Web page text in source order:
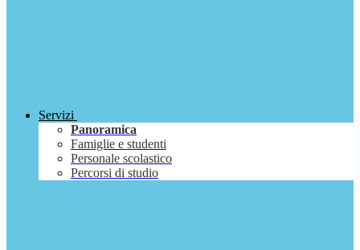
Servizi
Panoramica
Famiglie e studenti
Personale scolastico
Percorsi di studio